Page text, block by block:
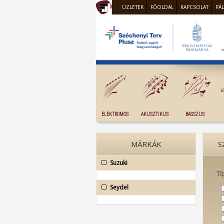
ÜZLETEK FŐOLDAL KAPCSOLAT
ELEKTROMOS AKUSZTIKUS BASSZUS
MÁRKÁK
Suzuki
Seydel